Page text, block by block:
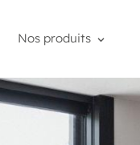
Nos produits